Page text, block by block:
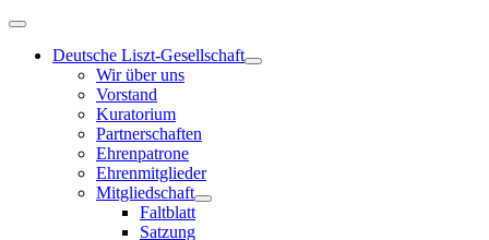
Deutsche Liszt-Gesellschaft
Wir über uns
Vorstand
Kuratorium
Partnerschaften
Ehrenpatrone
Ehrenmitglieder
Mitgliedschaft
Faltblatt
Satzung